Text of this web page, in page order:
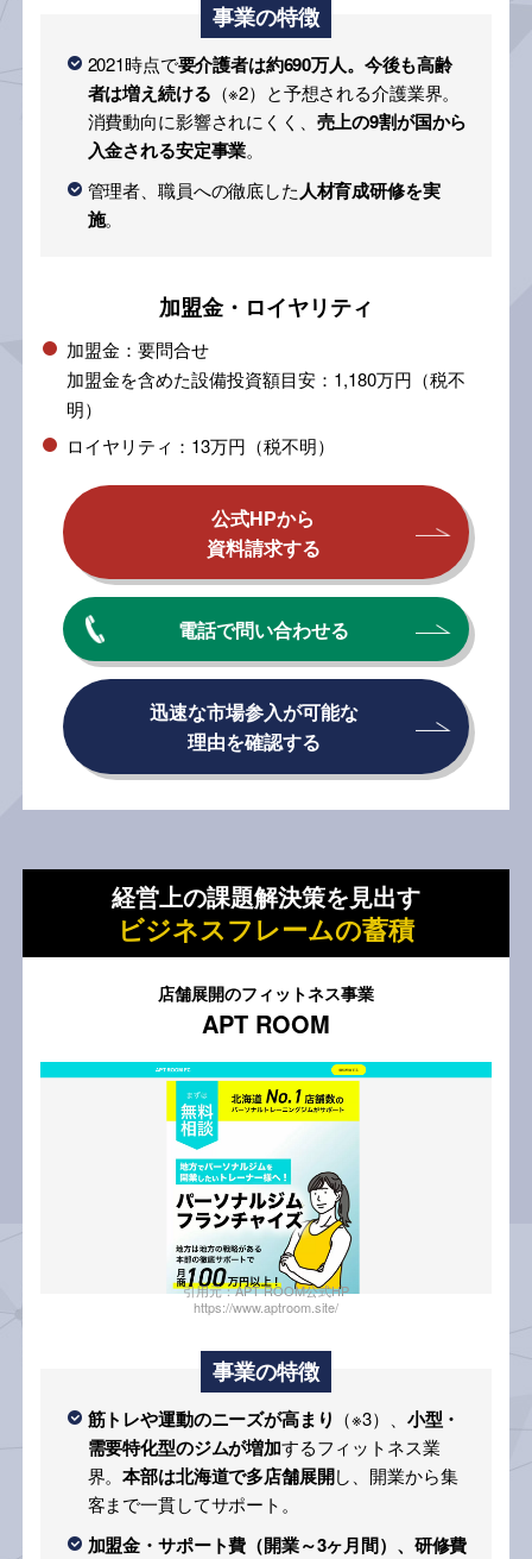
事業の特徴
2021時点で要介護者は約690万人。今後も高齢
者は増え続ける （※2）と予想される介護業界。
消費動向に影響されにくく、 売上の9割が国から
入金される安定事業。
管理者、職員への徹底した人材育成研修を実
施。
加盟金・ロイヤリティ
加盟金：要問合せ
加盟金を含めた設備投資額目安：1,180万円（税不
明）
ロイヤリティ：13万円（税不明）
公式HPから
資料請求する
電話で問い合わせる
迅速な市場参入が可能な
理由を確認する
経営上の課題解決策を見出す
ビジネスフレームの蓄積
店舗展開のフィットネス事業
APT ROOM
引用元：APT ROOM公式HP
https://www.aptroom.site/
事業の特徴
筋トレや運動のニーズが高まり （※3）、 小型・
需要特化型のジムが増加するフィットネス業
界。本部は北海道で多店舗展開し、開業から集
客まで一貫してサポート。
加盟金・サポート費（開業～3ヶ月間）、研修費